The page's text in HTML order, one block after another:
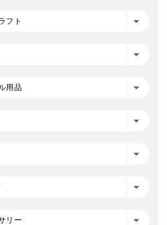
フト
用品
リー